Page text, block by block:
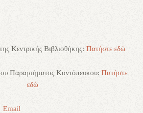
Κεντρικής Βιβλιοθήκης: Πατήστε εδώ
Παραρτήματος Κοντόπευκου: Πατήστε
εδώ
Email